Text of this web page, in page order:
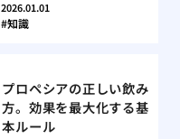
2026.01.01
知識
プロペシアの正しい飲み
方。効果を最大化する基
本ルール